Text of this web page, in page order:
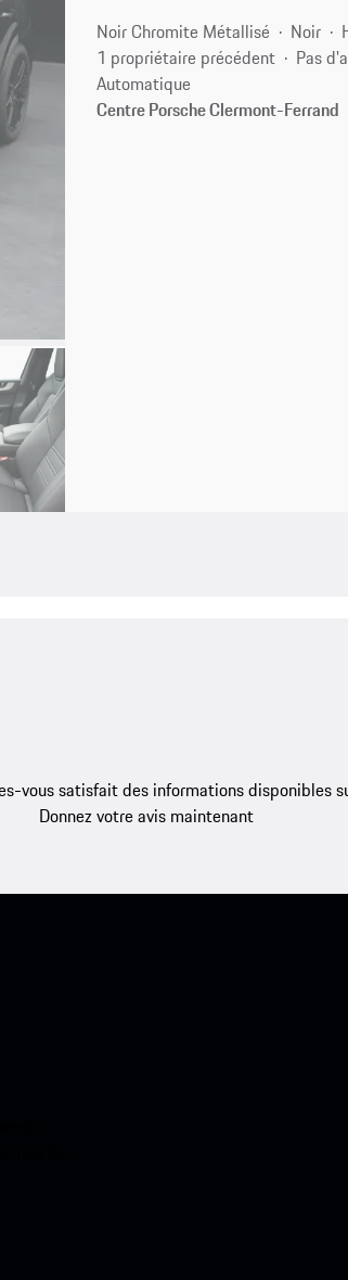
Noir Chromite Métallisé Noir
1 propriétaire précédent
Pas
Automatique
Centre Porsche Clermont-Ferrand
vous satisfait des informations disponibles
Donnez votre avis maintenant